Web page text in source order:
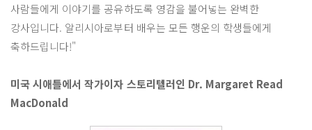
사람들에게 이야기를 공유하도록 영감을 불어넣는 완벽한
강사입니다. 알리시아로부터 배우는 모든 행운의 학생들에게
축하드립니다!"
미국 시애틀에서 작가이자 스토리텔러인 Dr. Margaret Read
MacDonald